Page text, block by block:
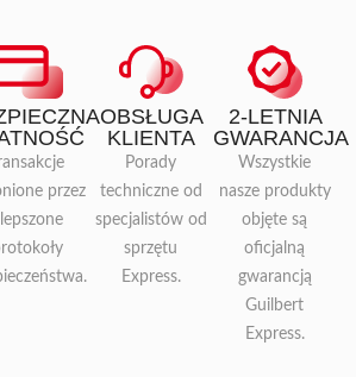
przez
OBSŁUGA
KLIENTA
Porady
techniczne od
specjalistów od
sprzętu
Express.
2-LETNIA
GWARANCJA
Wszystkie
nasze produkty
objęte są
oficjalną
gwarancją
Guilbert
Express.